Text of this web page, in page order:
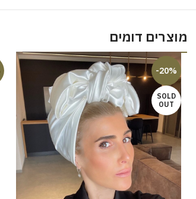
מוצרים דומים
-20%
SOLD
OUT